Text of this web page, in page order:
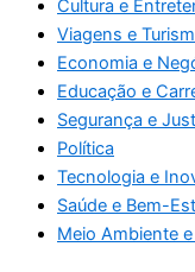
Cultura e
Viagens e
Economia e
Educação e
Segurança e
Política
Tecnologia e
Saúde e Bem-
Meio Ambiente